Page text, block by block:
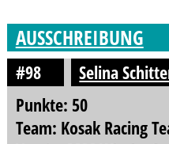
AUSSCHREIBUNG
#98
Selina
Punkte: 50
Team: Kosak Racing